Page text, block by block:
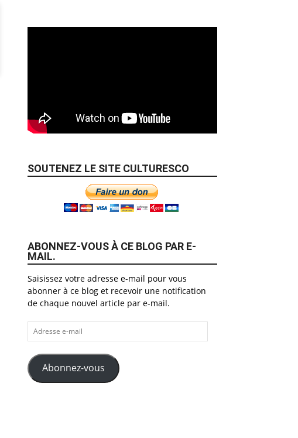
SOUTENEZ LE SITE CULTURESCO
ABONNEZ-VOUS À CE BLOG PAR E-
MAIL.
Saisissez votre adresse e-mail pour vous
abonner à ce blog et recevoir une notification
de chaque nouvel article par e-mail.
Adresse
e-
mail
Abonnez-vous